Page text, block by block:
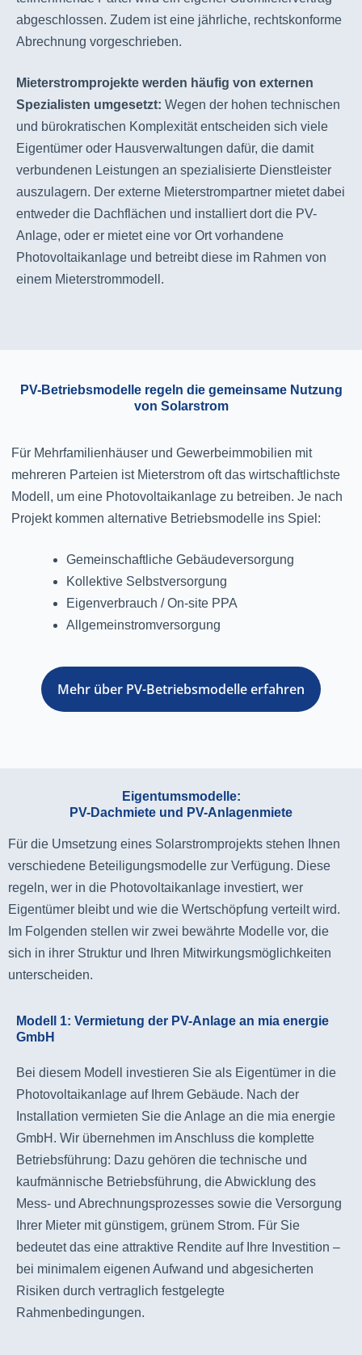
abgeschlossen. Zudem ist eine jährliche, rechtskonforme
Abrechnung vorgeschrieben.
Mieterstromprojekte werden häufig von externen
Spezialisten umgesetzt: Wegen der hohen technischen
und bürokratischen Komplexität entscheiden sich viele
Eigentümer oder Hausverwaltungen dafür, die damit
verbundenen Leistungen an spezialisierte Dienstleister
auszulagern. Der externe Mieterstrompartner mietet dabei
entweder die Dachflächen und installiert dort die PV-
Anlage, oder er mietet eine vor Ort vorhandene
Photovoltaikanlage und betreibt diese im Rahmen von
einem Mieterstrommodell.
PV-Betriebsmodelle regeln die gemeinsame Nutzung
von Solarstrom
Für Mehrfamilienhäuser und Gewerbeimmobilien mit
mehreren Parteien ist Mieterstrom oft das wirtschaftlichste
Modell, um eine Photovoltaikanlage zu betreiben. Je nach
Projekt kommen alternative Betriebsmodelle ins Spiel:
Gemeinschaftliche Gebäudeversorgung​
Kollektive Selbstversorgung​
Eigenverbrauch / On-site PPA
Allgemeinstromversorgung​
Mehr über PV-Betriebsmodelle erfahren
Eigentumsmodelle:
PV-Dachmiete und PV-Anlagenmiete
Für die Umsetzung eines Solarstromprojekts stehen Ihnen
verschiedene Beteiligungsmodelle zur Verfügung. Diese
regeln, wer in die Photovoltaikanlage investiert, wer
Eigentümer bleibt und wie die Wertschöpfung verteilt wird.
Im Folgenden stellen wir zwei bewährte Modelle vor, die
sich in ihrer Struktur und Ihren Mitwirkungsmöglichkeiten
unterscheiden.
Modell 1: Vermietung der PV-Anlage an mia energie
GmbH
Bei diesem Modell investieren Sie als Eigentümer in die
Photovoltaikanlage auf Ihrem Gebäude. Nach der
Installation vermieten Sie die Anlage an die mia energie
GmbH. Wir übernehmen im Anschluss die komplette
Betriebsführung: Dazu gehören die technische und
kaufmännische Betriebsführung, die Abwicklung des
Mess- und Abrechnungsprozesses sowie die Versorgung
Ihrer Mieter mit günstigem, grünem Strom. Für Sie
bedeutet das eine attraktive Rendite auf Ihre Investition –
bei minimalem eigenen Aufwand und abgesicherten
Risiken durch vertraglich festgelegte
Rahmenbedingungen.